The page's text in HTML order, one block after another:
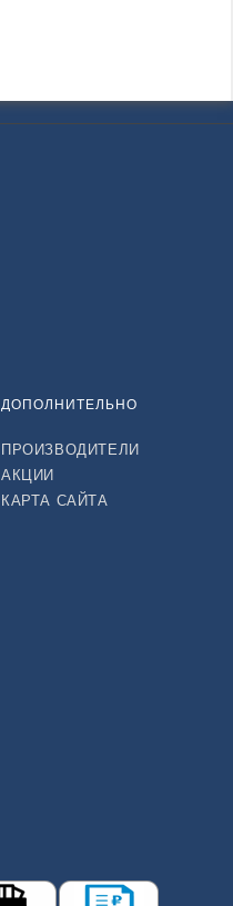
ДОПОЛНИТЕЛЬНО
ПРОИЗВОДИТЕЛИ
АКЦИИ
КАРТА САЙТА